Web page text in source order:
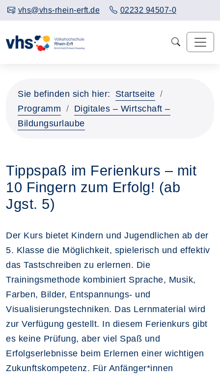
vhs@vhs-rhein-erft.de 02232 94507-0
Sie befinden sich hier:
Startseite
Programm
Digitales – Wirtschaft –
Bildungsurlaube
Tippspaß im Ferienkurs – mit
10 Fingern zum Erfolg! (ab
Jgst. 5)
Der Kurs bietet Kindern und Jugendlichen ab der
5. Klasse die Möglichkeit, spielerisch und effektiv
das Tastschreiben zu erlernen. Die
Trainingsmethode kombiniert Sprache, Musik,
Farben, Bilder, Entspannungs- und
Visualisierungstechniken. Das Lernmaterial wird
zur Verfügung gestellt. In diesem Ferienkurs gibt
es keine Prüfung, aber viel Spaß und
Erfolgserlebnisse beim Erlernen einer wichtigen
Zukunftskompetenz. Für Anfänger*innen